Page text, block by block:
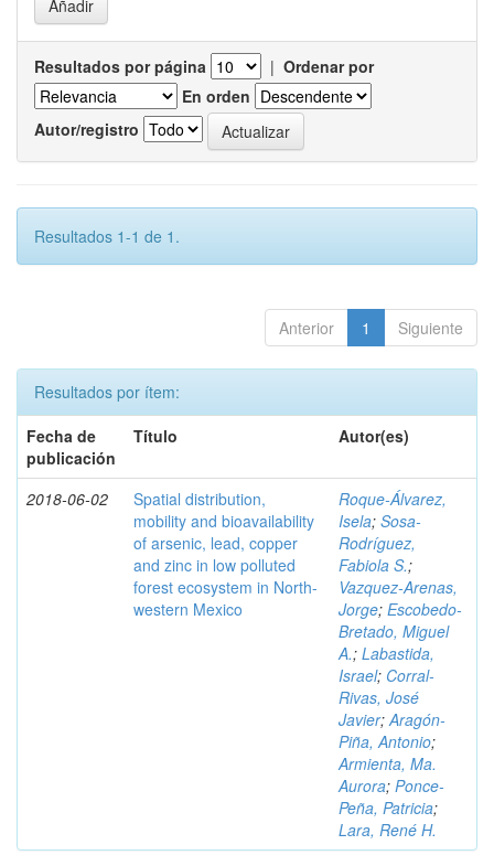
Resultados por página | Ordenar por
En orden
Autor/registro
Resultados 1-1 de 1.
Anterior 1 Siguiente
Resultados por ítem:
Fecha de
publicación
Título Autor(es)
2018-06-02
Spatial distribution,
mobility and bioavailability
of arsenic, lead, copper
and zinc in low polluted
forest ecosystem in North-
western Mexico
Roque-Álvarez,
Isela; Sosa-
Rodríguez,
Fabiola S.;
Vazquez-Arenas,
Jorge; Escobedo-
Bretado, Miguel
A.; Labastida,
Israel; Corral-
Rivas, José
Javier;Aragón-
Piña, Antonio;
Armienta, Ma.
Aurora; Ponce-
Peña, Patricia;
Lara, René H.